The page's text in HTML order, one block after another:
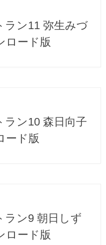
ラン11 弥生みづ
ロード版
ラン10 森日向子
ード版
ラン9 朝日しず
ロード版